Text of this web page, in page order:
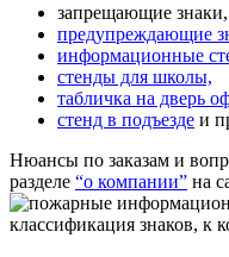
запрещающие знаки,
предупреждающие
информационные
стенды для школы,
табличка на дверь
стенд в подъезде и
Нюансы по заказам и
разделе “о компании” на
классификация знаков, к